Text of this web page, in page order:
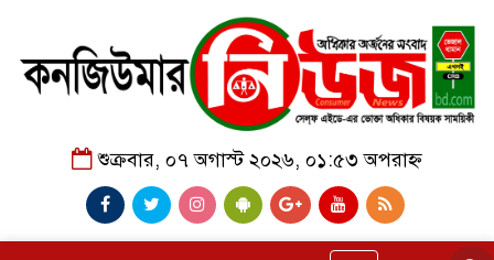
শুক্রবার, ০৭ অগাস্ট ২০২৬, ০১:৫৩ অপরাহ্ন